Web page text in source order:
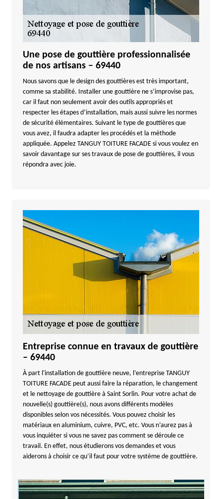
Une pose de gouttière professionnalisée
de nos artisans – 69440
Nous savons que le design des gouttières est très important,
comme sa stabilité. Installer une gouttière ne s’improvise pas,
car il faut non seulement avoir des outils appropriés et
respecter les étapes d’installation, mais aussi suivre les normes
de sécurité élémentaires. Suivant le type de gouttières que
vous avez, il faudra adapter les procédés et la méthode
appliquée. Appelez TANGUY TOITURE FACADE si vous voulez en
savoir davantage sur ses travaux de pose de gouttières, il vous
répondra avec joie.
Entreprise connue en travaux de gouttière
– 69440
À part l'installation de gouttière neuve, l’entreprise TANGUY
TOITURE FACADE peut aussi faire la réparation, le changement
et le nettoyage de gouttière à Saint Sorlin. Pour votre achat de
nouvelle(s) gouttière(s), nous avons différents modèles
disponibles selon vos nécessités. Vous pouvez choisir les
matériaux en aluminium, cuivre, PVC, etc. Vous n’aurez pas à
vous inquiéter si vous ne savez pas comment se déroule ce
travail. En effet, nous étudierons vos demandes et vous
aiderons à choisir ce qu’il faut pour votre système de gouttière.